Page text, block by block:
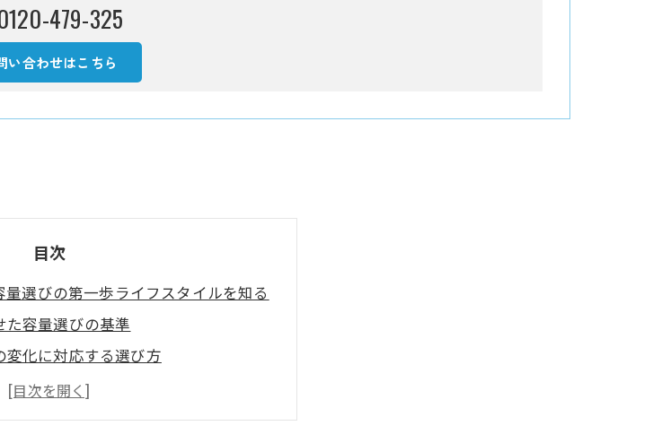
479-325
い合わせはこちら
目次
選びの第一歩ライフスタイルを知る
た容量選びの基準
変化に対応する選び方
ーの容量が生活に及ぼす影響
量選びのポイント